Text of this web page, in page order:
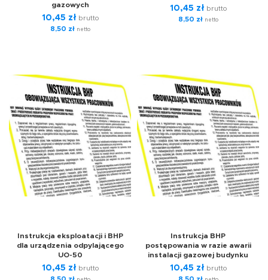
gazowych
10,45 zł brutto
8,50 złnetto
10,45 zł brutto
8,50 złnetto
Instrukcja eksploatacji i BHP
dla urządzenia odpylającego
UO-50
10,45 zł brutto
Instrukcja BHP
postępowania w razie awarii
instalacji gazowej budynku
10,45 zł brutto